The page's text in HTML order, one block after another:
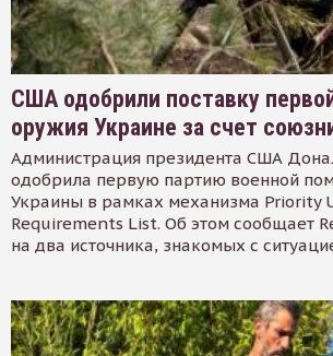
США одобрили поставку
оружия Украине за счет
Администрация президента США
одобрила первую партию военной
Украины в рамках механизма Priority
Requirements List. Об этом сообщает
на два источника, знакомых с